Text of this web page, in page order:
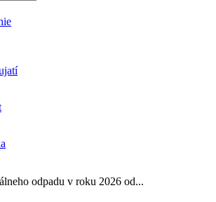
odpadu v roku 2026 od...